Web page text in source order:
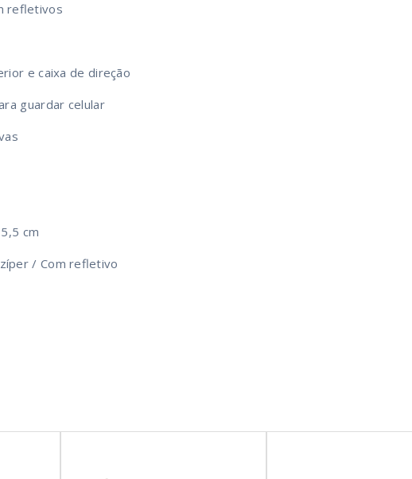
refletivos
e caixa de direção
guardar celular
cm
/ Com refletivo